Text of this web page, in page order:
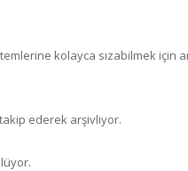
kolayca sızabilmek için
ederek arşivliyor.